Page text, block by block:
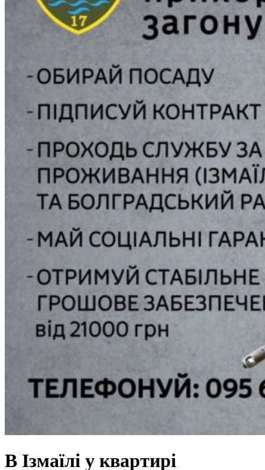
В Ізмаїлі у квартирі